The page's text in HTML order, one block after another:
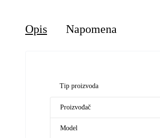
Opis Napomena
Tip proizvoda
Proizvođač
Model